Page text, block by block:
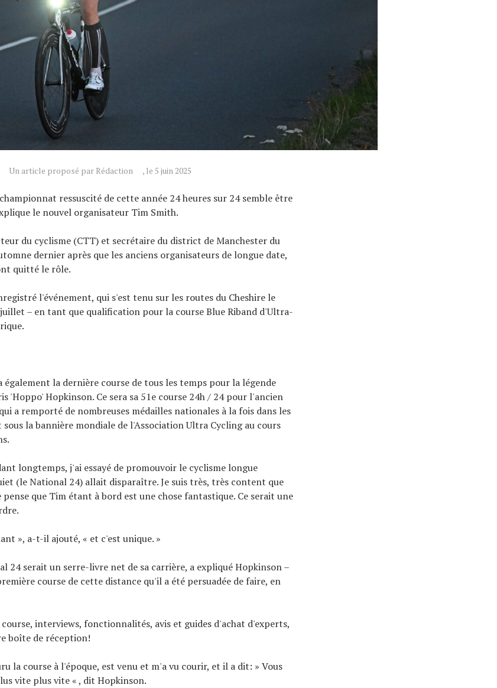
Un article proposé par Rédaction , le 5 juin 2025
ressuscité de cette année 24 heures sur 24 semble être
le nouvel organisateur Tim Smith.
du cyclisme (CTT) et secrétaire du district de Manchester du
dernier après que les anciens organisateurs de longue date,
quitté le rôle.
l'événement, qui s'est tenu sur les routes du Cheshire le
– en tant que qualification pour la course Blue Riband d'Ultra-
également la dernière course de tous les temps pour la légende
'Hoppo' Hopkinson. Ce sera sa 51e course 24h / 24 pour l'ancien
a remporté de nombreuses médailles nationales à la fois dans les
sous la bannière mondiale de l'Association Ultra Cycling au cours
longtemps, j'ai essayé de promouvoir le cyclisme longue
(le National 24) allait disparaître. Je suis très, très content que
pense que Tim étant à bord est une chose fantastique. Ce serait une
», a-t-il ajouté, « et c'est unique. »
24 serait un serre-livre net de sa carrière, a expliqué Hopkinson –
course de cette distance qu'il a été persuadée de faire, en
interviews, fonctionnalités, avis et guides d'achat d'experts,
boîte de réception!
la course à l'époque, est venu et m'a vu courir, et il a dit: » Vous
vite plus vite « , dit Hopkinson.